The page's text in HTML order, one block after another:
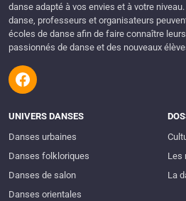
danse adapté à vos envies et à votre
danse, professeurs et organisateurs
écoles de danse afin de faire connaître
passionnés de danse et des nouveaux
UNIVERS DANSES
Danses urbaines
Danses folkloriques
Danses de salon
Danses orientales
Les
La